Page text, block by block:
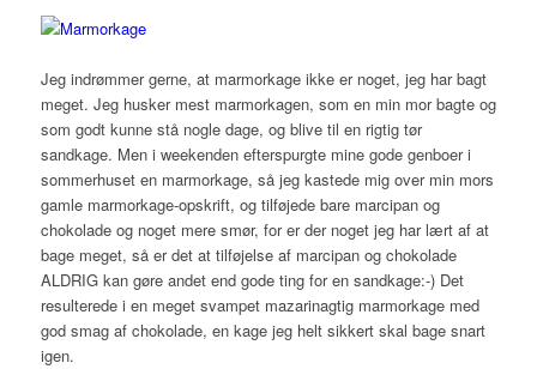
Jeg indrømmer gerne, at marmorkage ikke er noget, jeg har bagt
meget. Jeg husker mest marmorkagen, som en min mor bagte og
som godt kunne stå nogle dage, og blive til en rigtig tør
sandkage. Men i weekenden efterspurgte mine gode genboer i
sommerhuset en marmorkage, så jeg kastede mig over min mors
gamle marmorkage-opskrift, og tilføjede bare marcipan og
chokolade og noget mere smør, for er der noget jeg har lært af at
bage meget, så er det at tilføjelse af marcipan og chokolade
ALDRIG kan gøre andet end gode ting for en sandkage:-) Det
resulterede i en meget svampet mazarinagtig marmorkage med
god smag af chokolade, en kage jeg helt sikkert skal bage snart
igen.